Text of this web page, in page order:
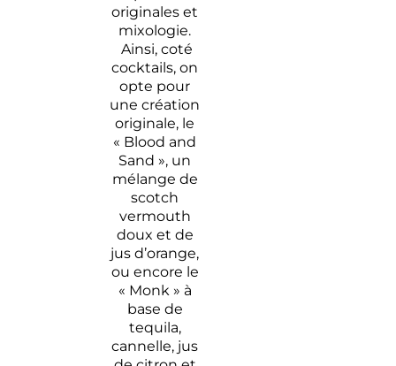
originales et
mixologie.
Ainsi, coté
cocktails, on
opte pour
une création
originale, le
« Blood and
Sand », un
mélange de
scotch
vermouth
doux et de
jus d’orange,
ou encore le
« Monk » à
base de
tequila,
cannelle, jus